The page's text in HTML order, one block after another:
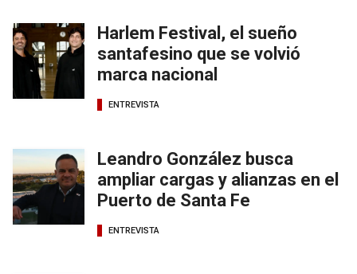
Harlem Festival, el sueño
santafesino que se volvió
marca nacional
ENTREVISTA
Leandro González busca
ampliar cargas y alianzas en el
Puerto de Santa Fe
ENTREVISTA